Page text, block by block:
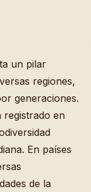
un pilar
regiones,
generaciones.
registrado en
En países
de la